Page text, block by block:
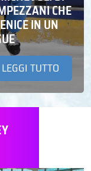
CHE
IN UN
LEGGI TUTTO